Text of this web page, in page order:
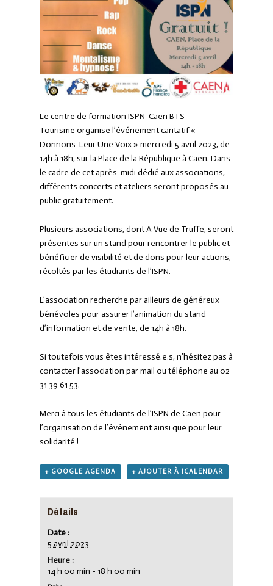
Le centre de formation ISPN-Caen BTS
Tourisme organise l’événement caritatif «
Donnons-Leur Une Voix » mercredi 5 avril 2023, de
14h à 18h, sur la Place de la République à Caen. Dans
le cadre de cet après-midi dédié aux associations,
différents concerts et ateliers seront proposés au
public gratuitement.
Plusieurs associations, dont A Vue de Truffe, seront
présentes sur un stand pour rencontrer le public et
bénéficier de visibilité et de dons pour leur actions,
récoltés par les étudiants de l’ISPN.
L’association recherche par ailleurs de généreux
bénévoles pour assurer l’animation du stand
d’information et de vente, de 14h à 18h.
Si toutefois vous êtes intéressé.e.s, n’hésitez pas à
contacter l’association par mail ou téléphone au 02
31 39 61 53.
Merci à tous les étudiants de l’ISPN de Caen pour
l’organisation de l’événement ainsi que pour leur
solidarité !
+ GOOGLE AGENDA + AJOUTER À ICALENDAR
Détails
Date :
5 avril 2023
Heure :
14 h 00 min - 18 h 00 min